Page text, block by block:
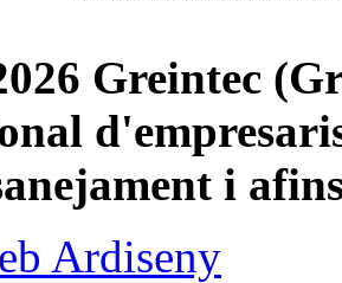
Greintec
i
Ardiseny